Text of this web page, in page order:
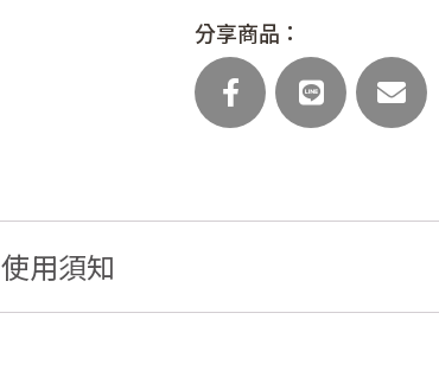
食
任
選)
數
量
分享商品：
使用須知